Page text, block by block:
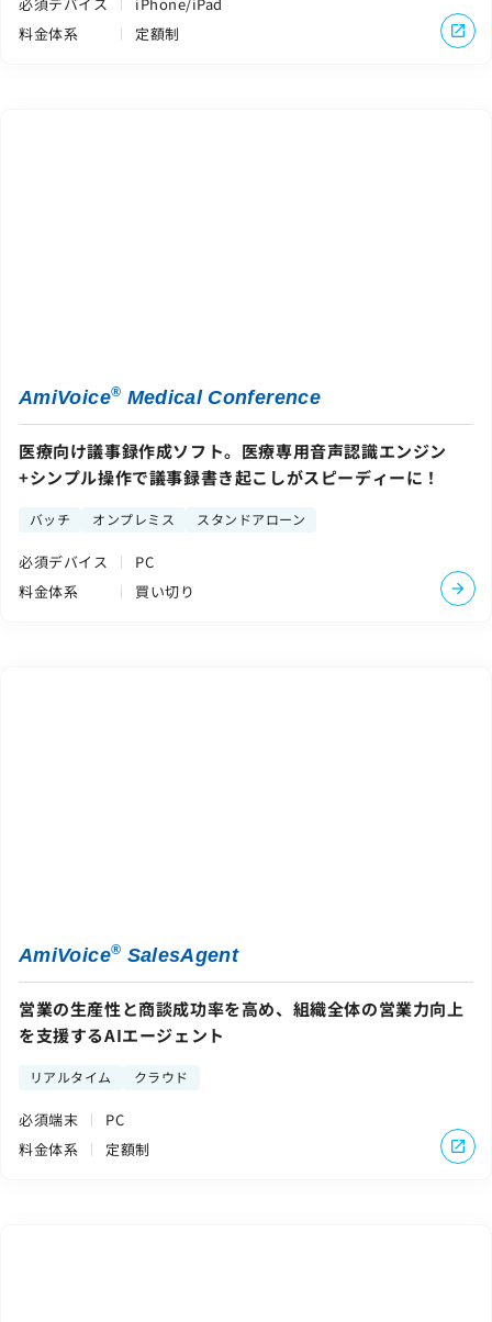
料金体系
定額制
AmiVoice® Medical Conference
医療向け議事録作成ソフト。医療専用音声認識エンジン
+シンプル操作で議事録書き起こしがスピーディーに！
バッチ オンプレミス スタンドアローン
必須デバイス
PC
料金体系
買い切り
AmiVoice® SalesAgent
営業の生産性と商談成功率を高め、組織全体の営業力向上
を支援するAIエージェント
リアルタイム クラウド
必須端末
PC
料金体系
定額制